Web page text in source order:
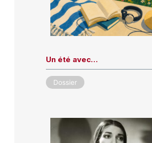
Un été avec…
Dossier